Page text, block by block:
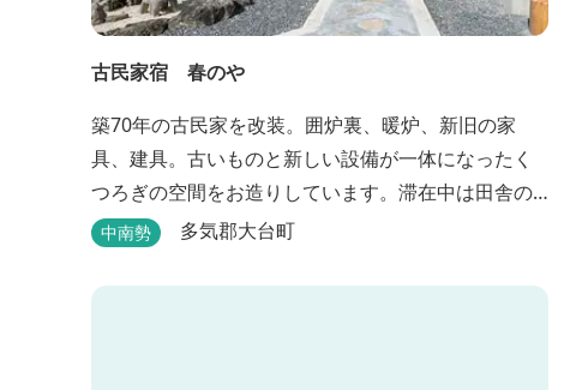
古民家宿 春のや
築70年の古民家を改装。囲炉裏、暖炉、新旧の家
具、建具。古いものと新しい設備が一体になったく
つろぎの空間をお造りしています。滞在中は田舎の
のんびりした時間、再生古民家の快適さをお楽しみ
20：00の間にお願いいたします。 《 チェックアウト
中南勢 多気郡大台町